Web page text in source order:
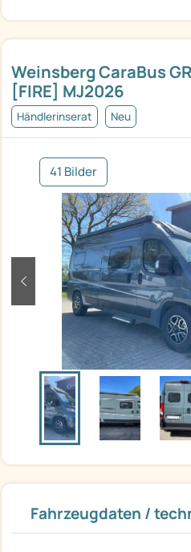
Weinsberg CaraBus
[FIRE] MJ2026
Händlerinserat Neu
41 Bilder
zurück
Fahrzeugdaten /